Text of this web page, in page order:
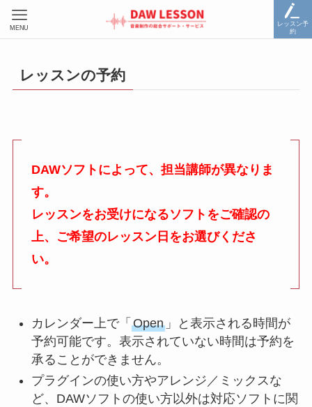
レッスン予
約
MENU
レッスンの予約
DAWソフトによって、担当講師が異なりま
す。
レッスンをお受けになるソフトをご確認の
上、ご希望のレッスン日をお選びくださ
い。
カレンダー上で「 Open」と表示される時間が
予約可能です。表示されていない時間は予約を
承ることができません。
プラグインの使い方やアレンジ／ミックスな
ど、DAWソフトの使い方以外は対応ソフトに関